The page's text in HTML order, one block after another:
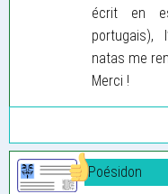
écrit en
portugais),
natas me
Merci !
Poésidon